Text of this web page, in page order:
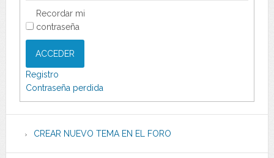
Recordar mi
contraseña
ACCEDER
Registro
Contraseña perdida
CREAR NUEVO TEMA EN EL FORO